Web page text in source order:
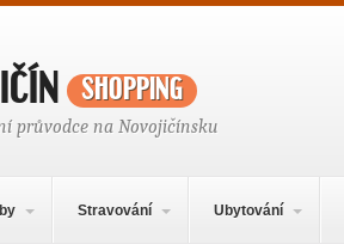
shopping
průvodce na Novojičínsku
Stravování Ubytování